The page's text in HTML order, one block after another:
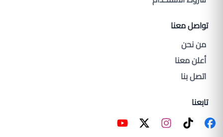
تواصل معنا
من نحن
أعلن معنا
اتصل بنا
تابعنا